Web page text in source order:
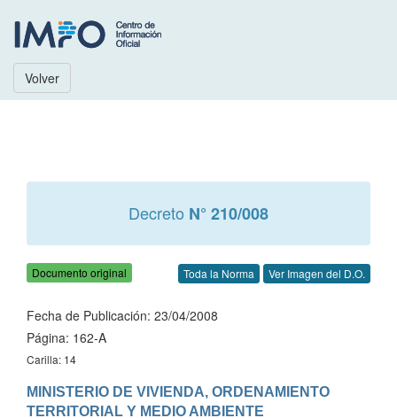
Volver
Decreto N° 210/008
Documento original Toda la Norma Ver Imagen del D.O.
Fecha de Publicación: 23/04/2008
Página: 162-A
Carilla: 14
MINISTERIO DE VIVIENDA, ORDENAMIENTO